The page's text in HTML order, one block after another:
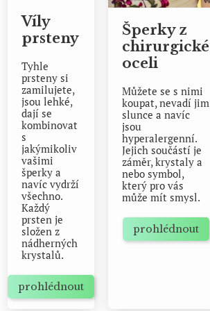
Víly
prsteny
Tyhle
prsteny si
zamilujete,
jsou lehké,
dají se
kombinovat
s
jakýmikoliv
vašimi
šperky a
navíc vydrží
všechno.
Každý
prsten je
složen z
nádherných
krystalů.
prohlédnout
Šperky z
chirurgické
oceli
Můžete se s nimi
koupat, nevadí jim
slunce a navíc
jsou
hyperalergenní.
Jejich součástí je
záměr, krystaly a
nebo symbol,
který pro vás
může mít smysl.
prohlédnout